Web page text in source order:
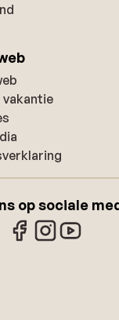
op sociale